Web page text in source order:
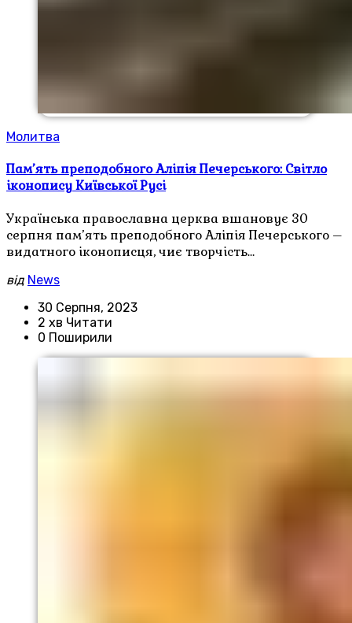
Молитва
Пам’ять преподобного Аліпія Печерського: Світло
іконопису Київської Русі
Українська православна церква вшановує 30
серпня пам’ять преподобного Аліпія Печерського –
видатного іконописця, чиє творчість…
від News
30 Серпня, 2023
2 хв Читати
0 Поширили